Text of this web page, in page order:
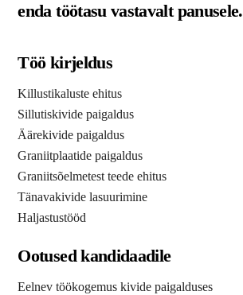
enda töötasu vastavalt panusele.
Töö kirjeldus
Killustikaluste ehitus
Sillutiskivide paigaldus
Äärekivide paigaldus
Graniitplaatide paigaldus
Graniitsõelmetest teede ehitus
Tänavakivide lasuurimine
Haljastustööd
Ootused kandidaadile
Eelnev töökogemus kivide paigalduses